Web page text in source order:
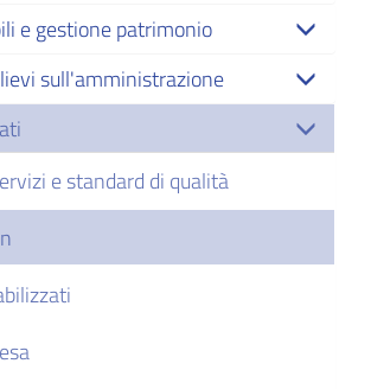
e gestione patrimonio
sull'amministrazione
e standard di qualità